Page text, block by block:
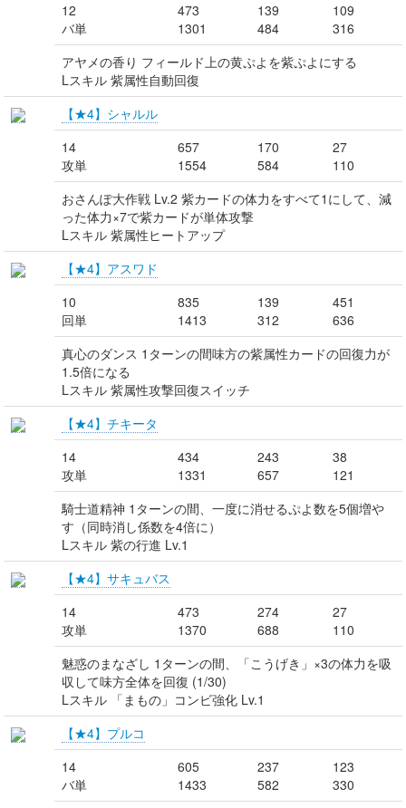
12
バ単
473
1301
139
484
109
316
アヤメの香り フィールド上の黄ぷよを紫ぷよにする
Lスキル 紫属性自動回復
【★4】シャルル
14
攻単
657
1554
170
584
27
110
おさんぽ大作戦 Lv.2 紫カードの体力をすべて1にして、減
った体力×7で紫カードが単体攻撃
Lスキル 紫属性ヒートアップ
【★4】アスワド
10
回単
835
1413
139
312
451
636
真心のダンス 1ターンの間味方の紫属性カードの回復力が
1.5倍になる
Lスキル 紫属性攻撃回復スイッチ
【★4】チキータ
14
攻単
434
1331
243
657
38
121
騎士道精神 1ターンの間、一度に消せるぷよ数を5個増や
す（同時消し係数を4倍に）
Lスキル 紫の行進 Lv.1
【★4】サキュバス
14
攻単
473
1370
274
688
27
110
魅惑のまなざし 1ターンの間、「こうげき」×3の体力を吸
収して味方全体を回復 (1/30)
Lスキル 「まもの」コンビ強化 Lv.1
【★4】プルコ
14
バ単
605
1433
237
582
123
330